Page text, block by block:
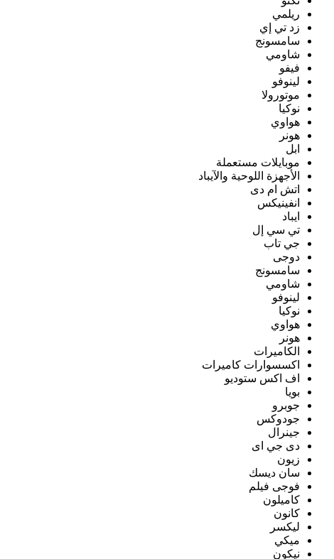
ريلمي
زد تي إي
سامسونج
شاومي
فيفو
لينوفو
موتورولا
نوكيا
هواوي
هونر
ابل
موبايلات مستعملة
الأجهزة اللوحية والآيباد
اتش ام دى
انفينيكس
ايباد
تي سي إل
جي تاب
دوجى
سامسونج
شاومي
لينوفو
نوكيا
هواوي
هونر
الكاميرات
اكسسوارات كاميرات
اف اكس ستوديو
بويا
جوبرو
جودوكس
جينرال
دى جي اى
زيون
سان ديسك
فوجى فيلم
كاميلون
كانون
ليكسر
ميكي
نيكون